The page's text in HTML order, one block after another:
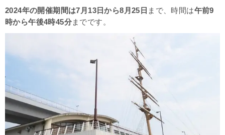
2024年の開催期間は7月13日から8月25日 まで、時間は午前9
時から午後4時45分までです。